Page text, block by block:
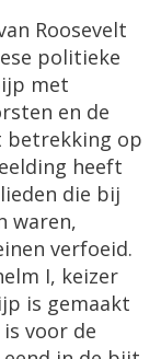
Roosevelt
politieke
met
en de
betrekking op
heeft
die bij
waren,
verfoeid.
I, keizer
is gemaakt
is voor de